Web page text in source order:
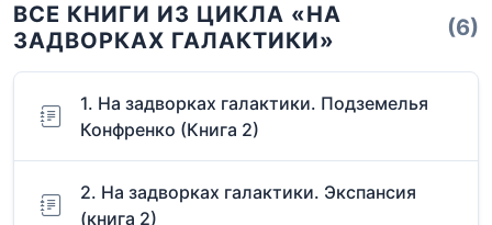
ВСЕ КНИГИ ИЗ ЦИКЛА «НА
ЗАДВОРКАХ ГАЛАКТИКИ»
(6)
1. На задворках галактики. Подземелья
Конфренко (Книга 2)
2. На задворках галактики. Экспансия
(книга 2)